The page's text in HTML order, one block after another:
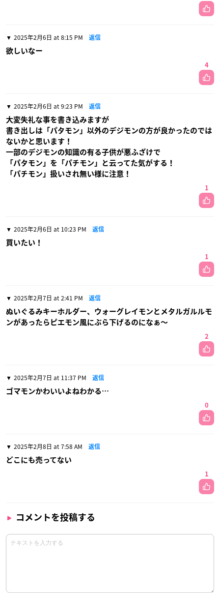
2025年2月6日 at 8:15 PM 返信
欲しいなー
4
2025年2月6日 at 9:23 PM 返信
大変失礼な事を書き込みますが
書き出しは「パタモン」以外のデジモンの方が良かったのでは
ないかと思います！
一部のデジモンの知識の有る子供が悪ふざけで
「パタモン」を「パチモン」と云ってた気がする！
「パチモン」扱いされ無い様に注意！
1
2025年2月6日 at 10:23 PM 返信
買いたい！
1
2025年2月7日 at 2:41 PM 返信
ぬいぐるみキーホルダー、ウォーグレイモンとメタルガルルモ
ンがあったらピエモン風にぶら下げるのになぁ〜
2
2025年2月7日 at 11:37 PM 返信
ゴマモンかわいいよねわかる…
0
2025年2月8日 at 7:58 AM 返信
どこにも売ってない
1
コメントを投稿する